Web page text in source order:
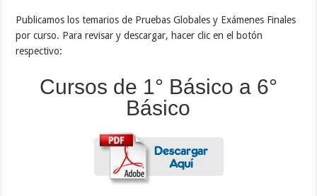
Publicamos los temarios de Pruebas Globales y Exámenes Finales
por curso. Para revisar y descargar, hacer clic en el botón
respectivo:
Cursos de 1° Básico a 6°
Básico